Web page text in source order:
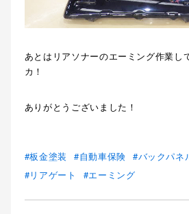
あとはリアソナーのエーミング作業し
カ！
ありがとうございました！
板金塗装 自動車保険 バックパネ
リアゲート
エーミング